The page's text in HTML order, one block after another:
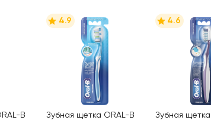
B
4.9
Зубная щетка ORAL-B
4.6
Зубная